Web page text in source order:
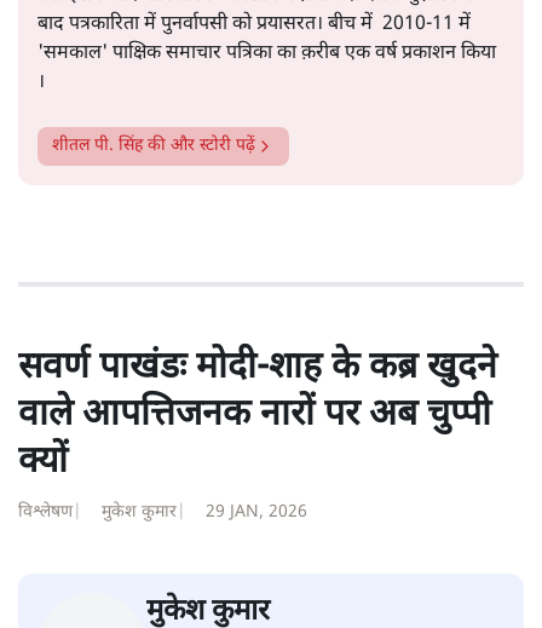
सत्य हिन्दी ऐपडाउनलोडकरें
की। इसके बाद पारिवारिक व्यवसाय में क़रीब दो दशक गुज़ारने के
'समकाल' पाक्षिक समाचार पत्रिका का क़रीब एक वर्ष प्रकाशन किया
।
शीतल पी. सिंहकी और स्टोरी पढ़ें